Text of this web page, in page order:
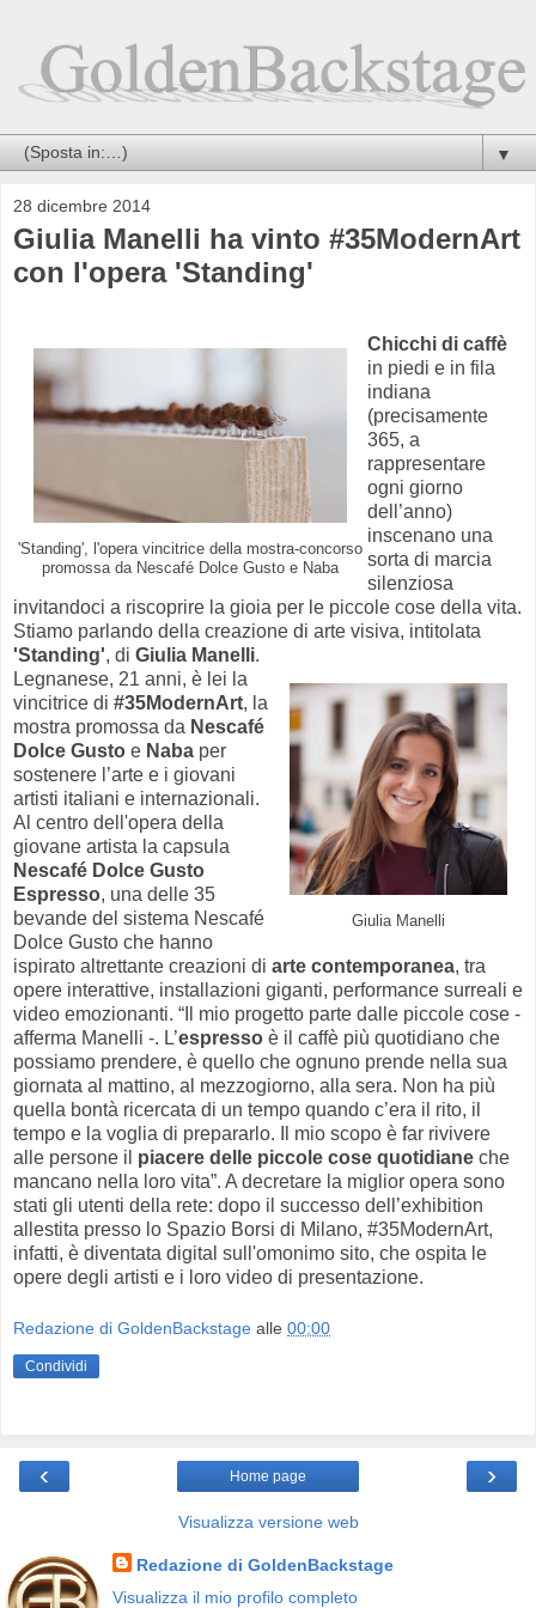
▼
28 dicembre 2014
Giulia Manelli ha vinto #35ModernArt
con l'opera 'Standing'
'Standing', l'opera vincitrice della mostra-concorso
promossa da Nescafé Dolce Gusto e Naba
Chicchi di caffè
in piedi e in fila
indiana
(precisamente
365, a
rappresentare
ogni giorno
dell’anno)
inscenano una
sorta di marcia
silenziosa
invitandoci a riscoprire la gioia per le piccole cose della vita.
Stiamo parlando della creazione di arte visiva, intitolata
'Standing', di Giulia Manelli.
Giulia Manelli
Legnanese, 21 anni, è lei la
vincitrice di #35ModernArt, la
mostra promossa da Nescafé
Dolce Gusto e Naba per
sostenere l’arte e i giovani
artisti italiani e internazionali.
Al centro dell'opera della
giovane artista la capsula
Nescafé Dolce Gusto
Espresso, una delle 35
bevande del sistema Nescafé
Dolce Gusto che hanno
ispirato altrettante creazioni di arte contemporanea, tra
opere interattive, installazioni giganti, performance surreali e
video emozionanti. “Il mio progetto parte dalle piccole cose -
afferma Manelli -. L’espresso è il caffè più quotidiano che
possiamo prendere, è quello che ognuno prende nella sua
giornata al mattino, al mezzogiorno, alla sera. Non ha più
quella bontà ricercata di un tempo quando c’era il rito, il
tempo e la voglia di prepararlo. Il mio scopo è far rivivere
alle persone il piacere delle piccole cose quotidiane che
mancano nella loro vita”. A decretare la miglior opera sono
stati gli utenti della rete: dopo il successo dell’exhibition
allestita presso lo Spazio Borsi di Milano, #35ModernArt,
infatti, è diventata digital sull'omonimo sito, che ospita le
opere degli artisti e i loro video di presentazione.
Redazione di GoldenBackstage alle 00:00
Condividi
‹ ›
Home page
Visualizza versione web
Redazione di GoldenBackstage
Visualizza il mio profilo completo